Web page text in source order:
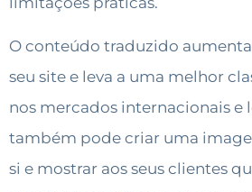
O conteúdo traduzido
seu site e leva a uma melhor
nos mercados internacionais e
também pode criar uma
si e mostrar aos seus clientes